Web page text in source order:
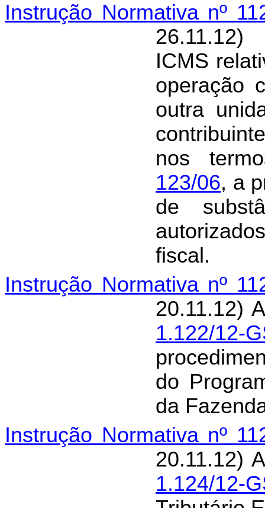
Instrução Normativa nº
26.11.12)
ICMS
operação
outra
nos
123/06, a
de
fiscal.
Instrução Normativa nº
20.11.12)
1.122/12-
do
da
Instrução Normativa nº
20.11.12)
1.124/12-